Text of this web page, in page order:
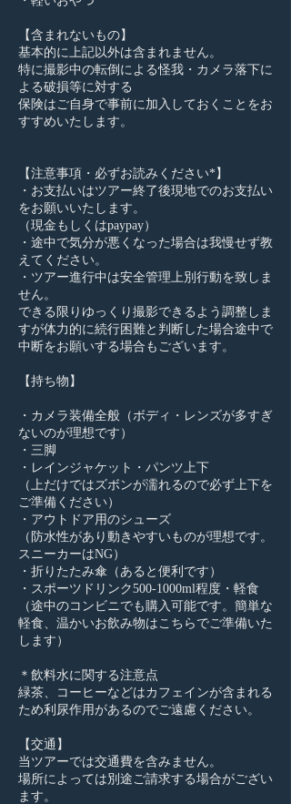
【含まれないもの】
基本的に上記以外は含まれません。
特に撮影中の転倒による怪我・カメラ落下に
よる破損等に対する
保険はご自身で事前に加入しておくことをお
すすめいたします。
【注意事項・必ずお読みください*】
・お支払いはツアー終了後現地でのお支払い
をお願いいたします。
（現金もしくはpaypay）
・途中で気分が悪くなった場合は我慢せず教
えてください。
・ツアー進行中は安全管理上別行動を致しま
せん。
できる限りゆっくり撮影できるよう調整しま
すが体力的に続行困難と判断した場合途中で
中断をお願いする場合もございます。
【持ち物】
・カメラ装備全般（ボディ・レンズが多すぎ
ないのが理想です）
・三脚
・レインジャケット・パンツ上下
（上だけではズボンが濡れるので必ず上下を
ご準備ください）
・アウトドア用のシューズ
（防水性があり動きやすいものが理想です。
スニーカーはNG）
・折りたたみ傘（あると便利です）
・スポーツドリンク500-1000ml程度・軽食
（途中のコンビニでも購入可能です。簡単な
軽食、温かいお飲み物はこちらでご準備いた
します）
＊飲料水に関する注意点
緑茶、コーヒーなどはカフェインが含まれる
ため利尿作用があるのでご遠慮ください。
【交通】
当ツアーでは交通費を含みません。
場所によっては別途ご請求する場合がござい
ます。